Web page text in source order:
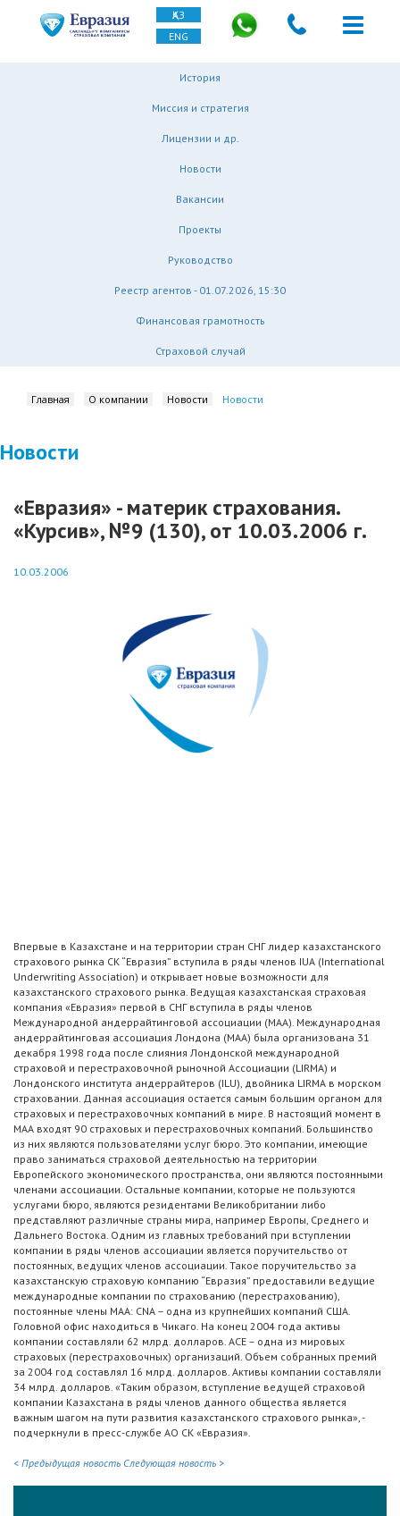
ҚАЗ
ENG
История
Миссия и стратегия
Лицензии и др.
Новости
Вакансии
Проекты
Руководство
Реестр агентов - 01.07.2026, 15:30
Финансовая грамотность
Страховой случай
Главная О компании Новости Новости
Новости
«Евразия» - материк страхования.
«Курсив», №9 (130), от 10.03.2006 г.
10.03.2006
Впервые в Казахстане и на территории стран СНГ лидер казахстанского
страхового рынка СК “Евразия” вступила в ряды членов IUА (International
Underwriting Association) и открывает новые возможности для
казахстанского страхового рынка. Ведущая казахстанская страховая
компания «Евразия» первой в СНГ вступила в ряды членов
Международной андеррайтинговой ассоциации (МАА). Международная
андеррайтинговая ассоциация Лондона (МАА) была организована 31
декабря 1998 года после слияния Лондонской международной
страховой и перестраховочной рыночной Ассоциации (LIRMA) и
Лондонского института андеррайтеров (ILU), двойника LIRMA в морском
страховании. Данная ассоциация остается самым большим органом для
страховых и перестраховочных компаний в мире. В настоящий момент в
МАА входят 90 страховых и перестраховочных компаний. Большинство
из них являются пользователями услуг бюро. Это компании, имеющие
право заниматься страховой деятельностью на территории
Европейского экономического пространства, они являются постоянными
членами ассоциации. Остальные компании, которые не пользуются
услугами бюро, являются резидентами Великобритании либо
представляют различные страны мира, например Европы, Среднего и
Дальнего Востока. Одним из главных требований при вступлении
компании в ряды членов ассоциации является поручительство от
постоянных, ведущих членов ассоциации. Такое поручительство за
казахстанскую страховую компанию “Евразия” предоставили ведущие
международные компании по страхованию (перестрахованию),
постоянные члены МАА: CNA – одна из крупнейших компаний США.
Головной офис находиться в Чикаго. На конец 2004 года активы
компании составляли 62 млрд. долларов. ACE – одна из мировых
страховых (перестраховочных) организаций. Объем собранных премий
за 2004 год составлял 16 млрд. долларов. Активы компании составляли
34 млрд. долларов. «Таким образом, вступление ведущей страховой
компании Казахстана в ряды членов данного общества является
важным шагом на пути развития казахстанского страхового рынка», -
подчеркнули в пресс-службе АО СК «Евразия».
< Предыдущая новость Следующая новость >